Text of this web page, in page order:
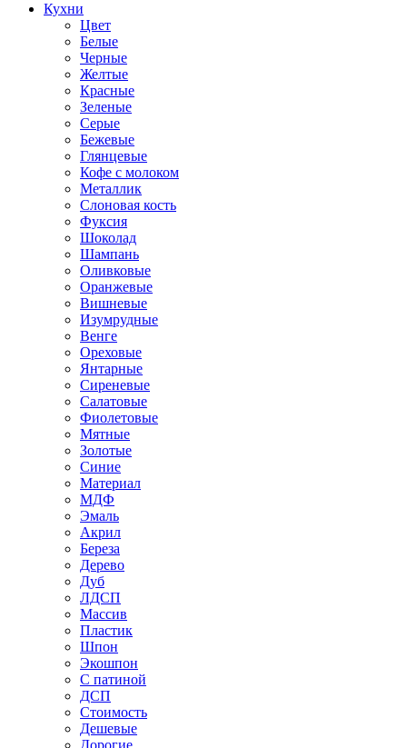
Кухни
Цвет
Белые
Черные
Желтые
Красные
Зеленые
Серые
Бежевые
Глянцевые
Кофе с молоком
Металлик
Слоновая кость
Фуксия
Шоколад
Шампань
Оливковые
Оранжевые
Вишневые
Изумрудные
Венге
Ореховые
Янтарные
Сиреневые
Салатовые
Фиолетовые
Мятные
Золотые
Синие
Материал
МДФ
Эмаль
Акрил
Береза
Дерево
Дуб
ЛДСП
Массив
Пластик
Шпон
Экошпон
С патиной
ДСП
Стоимость
Дешевые
Дорогие